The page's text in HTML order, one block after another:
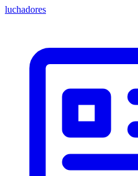
luchadores